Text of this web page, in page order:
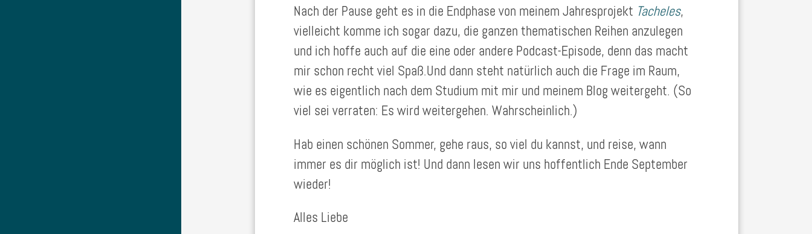
Nach der Pause geht es in die Endphase von meinem Jahresprojekt Tacheles,
vielleicht komme ich sogar dazu, die ganzen thematischen Reihen anzulegen
und ich hoffe auch auf die eine oder andere Podcast-Episode, denn das macht
mir schon recht viel Spaß.Und dann steht natürlich auch die Frage im Raum,
wie es eigentlich nach dem Studium mit mir und meinem Blog weitergeht. (So
viel sei verraten: Es wird weitergehen. Wahrscheinlich.)
Hab einen schönen Sommer, gehe raus, so viel du kannst, und reise, wann
immer es dir möglich ist! Und dann lesen wir uns hoffentlich Ende September
wieder!
Alles Liebe